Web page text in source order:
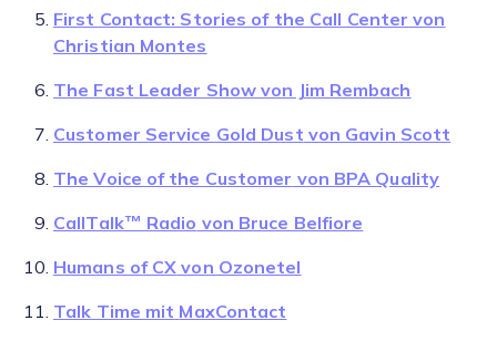
First Contact: Stories of the Call Center von
Christian Montes
The Fast Leader Show von Jim Rembach
Customer Service Gold Dust von Gavin Scott
The Voice of the Customer von BPA Quality
CallTalk™ Radio von Bruce Belfiore
Humans of CX von Ozonetel
Talk Time mit MaxContact